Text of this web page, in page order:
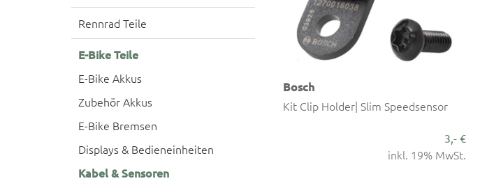
Rennrad Teile
E-Bike Teile
E-Bike Akkus
Zubehör Akkus
E-Bike Bremsen
Displays & Bedieneinheiten
Kabel & Sensoren
Bosch
Kit Clip Holder| Slim Speedsensor
3,- €
inkl. 19% MwSt.